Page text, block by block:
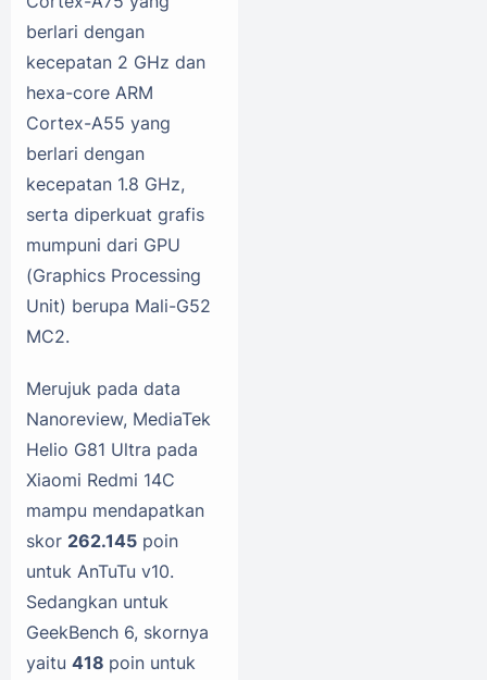
berlari dengan
kecepatan 2 GHz dan
hexa-core ARM
Cortex-A55 yang
berlari dengan
kecepatan 1.8 GHz,
serta diperkuat grafis
mumpuni dari GPU
(Graphics Processing
Unit) berupa Mali-G52
MC2.
Merujuk pada data
Nanoreview, MediaTek
Helio G81 Ultra pada
Xiaomi Redmi 14C
mampu mendapatkan
skor 262.145 poin
untuk AnTuTu v10.
Sedangkan untuk
GeekBench 6, skornya
yaitu 418 poin untuk